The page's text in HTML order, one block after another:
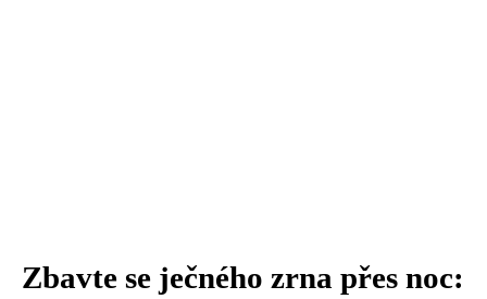
Zbavte se ječného zrna přes noc: